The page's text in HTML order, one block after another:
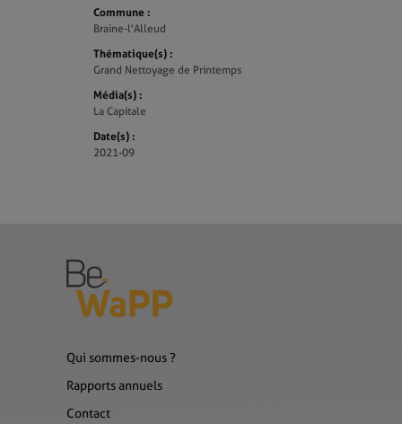
Commune :
Braine-l'Alleud
Thématique(s) :
Grand Nettoyage de Printemps
Média(s) :
La Capitale
Date(s) :
2021-09
Qui sommes-nous ?
Rapports annuels
Contact